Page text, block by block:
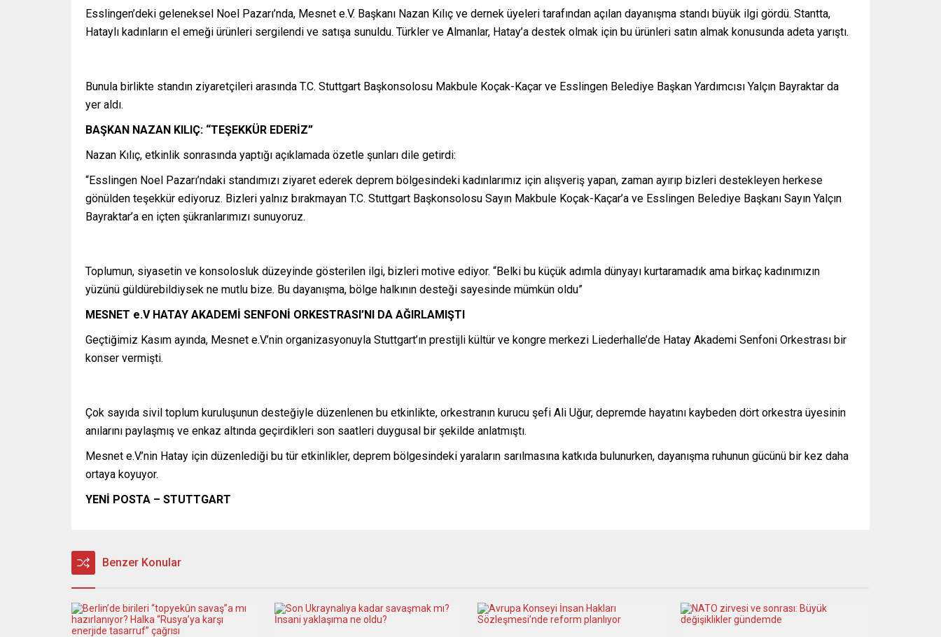
Esslingen’deki geleneksel Noel Pazarı’nda, Mesnet e.V. Başkanı Nazan Kılıç ve dernek üyeleri tarafından açılan dayanışma standı büyük ilgi gördü. Stantta,
Hataylı kadınların el emeği ürünleri sergilendi ve satışa sunuldu. Türkler ve Almanlar, Hatay’a destek olmak için bu ürünleri satın almak konusunda adeta yarıştı.
Bunula birlikte standın ziyaretçileri arasında T.C. Stuttgart Başkonsolosu Makbule Koçak-Kaçar ve Esslingen Belediye Başkan Yardımcısı Yalçın Bayraktar da
yer aldı.
BAŞKAN NAZAN KILIÇ: “TEŞEKKÜR EDERİZ”
Nazan Kılıç, etkinlik sonrasında yaptığı açıklamada özetle şunları dile getirdi:
“Esslingen Noel Pazarı’ndaki standımızı ziyaret ederek deprem bölgesindeki kadınlarımız için alışveriş yapan, zaman ayırıp bizleri destekleyen herkese
gönülden teşekkür ediyoruz. Bizleri yalnız bırakmayan T.C. Stuttgart Başkonsolosu Sayın Makbule Koçak-Kaçar’a ve Esslingen Belediye Başkanı Sayın Yalçın
Bayraktar’a en içten şükranlarımızı sunuyoruz.
Toplumun, siyasetin ve konsolosluk düzeyinde gösterilen ilgi, bizleri motive ediyor. “Belki bu küçük adımla dünyayı kurtaramadık ama birkaç kadınımızın
yüzünü güldürebildiysek ne mutlu bize. Bu dayanışma, bölge halkının desteği sayesinde mümkün oldu”
MESNET e.V HATAY AKADEMİ SENFONİ ORKESTRASI’NI DA AĞIRLAMIŞTI
Geçtiğimiz Kasım ayında, Mesnet e.V.’nin organizasyonuyla Stuttgart’ın prestijli kültür ve kongre merkezi Liederhalle’de Hatay Akademi Senfoni Orkestrası bir
konser vermişti.
Çok sayıda sivil toplum kuruluşunun desteğiyle düzenlenen bu etkinlikte, orkestranın kurucu şefi Ali Uğur, depremde hayatını kaybeden dört orkestra üyesinin
anılarını paylaşmış ve enkaz altında geçirdikleri son saatleri duygusal bir şekilde anlatmıştı.
Mesnet e.V.’nin Hatay için düzenlediği bu tür etkinlikler, deprem bölgesindeki yaraların sarılmasına katkıda bulunurken, dayanışma ruhunun gücünü bir kez daha
ortaya koyuyor.
YENİ POSTA – STUTTGART
Benzer Konular